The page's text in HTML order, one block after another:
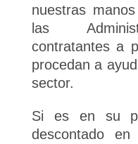
nuestras
las
contratantes a
procedan a
sector.
Si es en su
descontado